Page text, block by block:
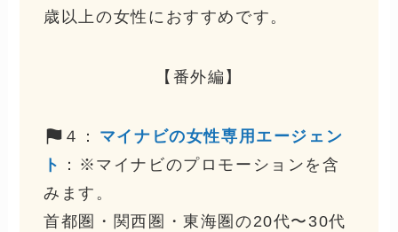
歳以上の女性におすすめです。
【番外編】
４：
マイナビの女性専用エージェン
ト
：※マイナビのプロモーションを含
みます。
首都圏・関西圏・東海圏の20代〜30代